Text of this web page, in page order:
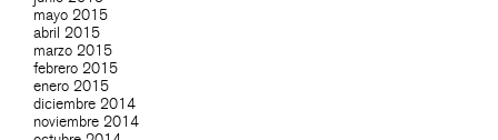
mayo 2015
abril 2015
marzo 2015
febrero 2015
enero 2015
diciembre 2014
noviembre 2014